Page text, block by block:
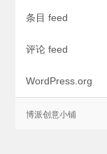
条目 feed
评论 feed
WordPress.org